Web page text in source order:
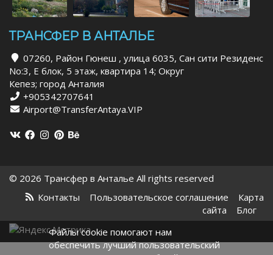
Файлы cookie помогают нам
обеспечить лучший пользовательский
ТРАНСФЕР В АНТАЛЬЕ
07260, Район Гюнеш , улица 6035, Сан сити Резиденс
No:3, Е блок, 5 этаж, квартира 14; Округ
Кепез; город Анталия
+905342707641
Airport@TransferAntaya.VIP
© 2026 Трансфер в Анталье All rights reserved
Контакты
Пользовательское соглашение
Карта
сайта
Блог